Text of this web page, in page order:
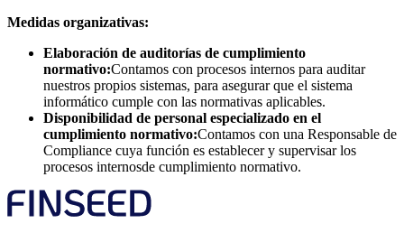
Medidas organizativas:
Elaboración de auditorías de cumplimiento
normativo:Contamos con procesos internos para auditar
nuestros propios sistemas, para asegurar que el sistema
informático cumple con las normativas aplicables.
Disponibilidad de personal especializado en el
cumplimiento normativo:Contamos con una Responsable de
Compliance cuya función es establecer y supervisar los
procesos internosde cumplimiento normativo.